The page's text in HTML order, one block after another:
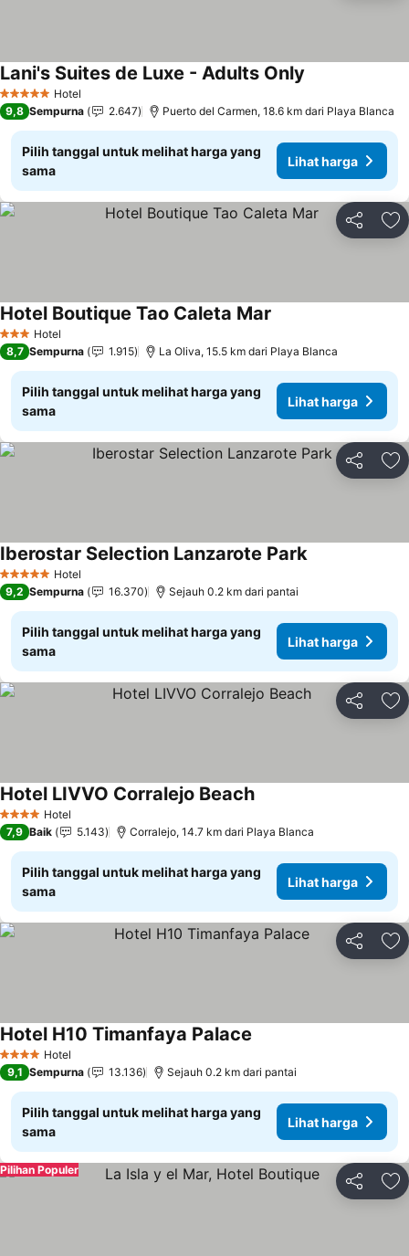
5 Bintang Hotel
Lani's Suites de Luxe - Adults Only
9,8 Sempurna 2.647 Puerto del Carmen, 18.6 km dari Playa Blanca
Pilih tanggal untuk melihat harga yang
sama
Lihat harga
Bagikan
3 BintangHotel
Hotel Boutique Tao Caleta Mar
8,7 Sempurna 1.915 La Oliva, 15.5 km dari Playa Blanca
Pilih tanggal untuk melihat harga yang
sama
Lihat harga
Bagikan
5 Bintang Hotel
Iberostar Selection Lanzarote ParkLihat harga
9,2 Sempurna 16.370 Sejauh 0.2 km dari pantai
Pilih tanggal untuk melihat harga yang
sama
Lihat harga
Bagikan
4 BintangHotel
Hotel LIVVO Corralejo BeachLihat harga
7,9 Baik 5.143 Corralejo, 14.7 km dari Playa Blanca
Pilih tanggal untuk melihat harga yang
sama
Lihat harga
Bagikan
4 BintangHotel
Hotel H10 Timanfaya Palace
9,1 Sempurna 13.136 Sejauh 0.2 km dari pantai
Pilih tanggal untuk melihat harga yang
sama
Lihat harga
Bagikan
Pilihan Populer